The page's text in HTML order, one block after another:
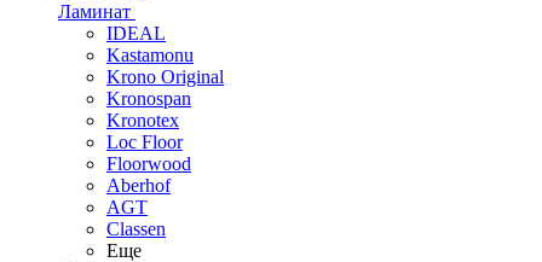
Ламинат
IDEAL
Kastamonu
Krono Original
Kronospan
Kronotex
Loc Floor
Floorwood
Aberhof
AGT
Classen
Еще